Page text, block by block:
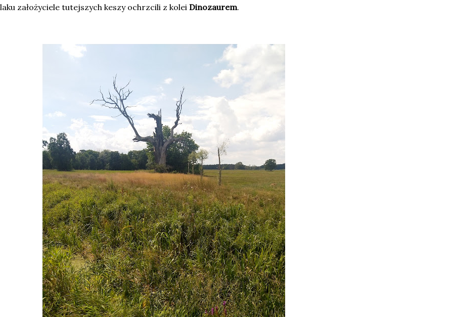
założyciele tutejszych keszy ochrzcili z kolei Dinozaurem.